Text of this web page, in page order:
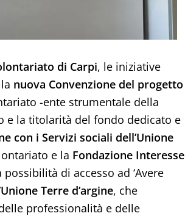
di Carpi, le iniziative
nuova Convenzione del progetto
-ente strumentale della
e la titolarità del fondo dedicato e
con i Servizi sociali dell’Unione
e la Fondazione Interesse
di accesso ad ‘Avere
Terre d’argine, che
professionalità e delle